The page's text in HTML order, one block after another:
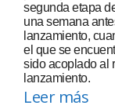
segunda etapa
una semana
lanzamiento,
el que se
sido acoplado al
lanzamiento.
Leer más